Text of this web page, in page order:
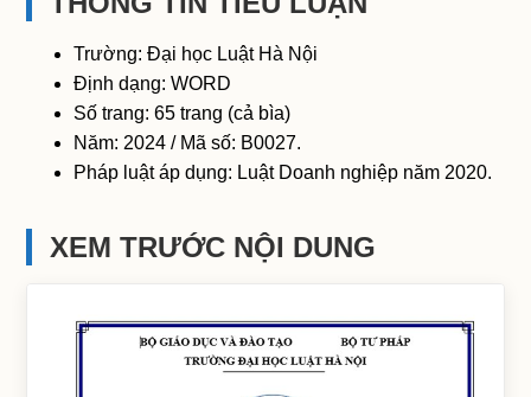
Trường: Đại học Luật Hà Nội
Định dạng: WORD
Số trang: 65 trang (cả bìa)
Năm: 2024 / Mã số: B0027.
Pháp luật áp dụng: Luật Doanh nghiệp năm 2020.
XEM TRƯỚC NỘI DUNG